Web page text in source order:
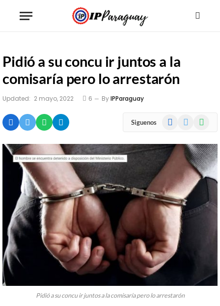
Pidió a su concu ir juntos a la
comisaría pero lo arrestarón
Updated: 2 mayo, 2022 6 ByIPParaguay
Siguenos Facebook
Pidió a su concu ir juntos a la comisaría pero lo arrestarón